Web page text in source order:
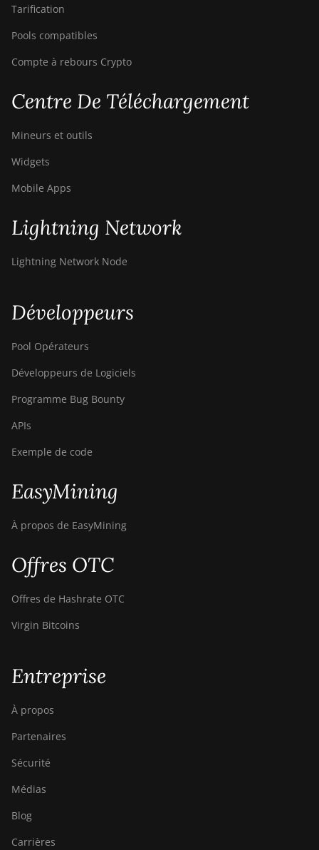
Tarification
Pools compatibles
Compte à rebours Crypto
Centre De Téléchargement
Mineurs et outils
Widgets
Mobile Apps
Lightning Network
Lightning Network Node
Développeurs
Pool Opérateurs
Développeurs de Logiciels
Programme Bug Bounty
APIs
Exemple de code
EasyMining
À propos de EasyMining
Offres OTC
Offres de Hashrate OTC
Virgin Bitcoins
Entreprise
À propos
Partenaires
Sécurité
Médias
Blog
Carrières